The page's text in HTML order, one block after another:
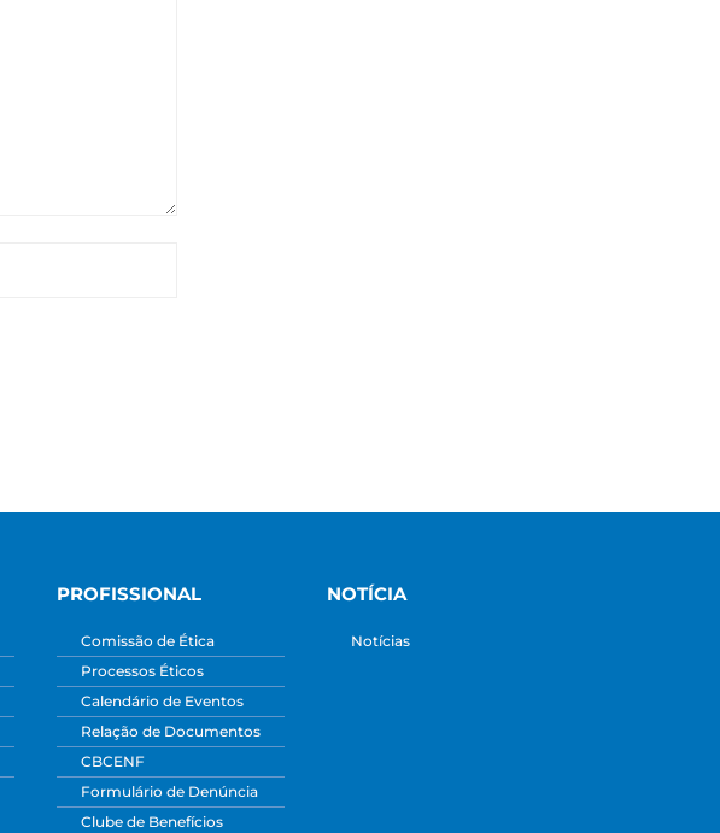
PROFISSIONAL
Comissão de Ética
Processos Éticos
Calendário de Eventos
Relação de Documentos
CBCENF
Formulário de Denúncia
Clube de Benefícios
NOTÍCIA
Notícias